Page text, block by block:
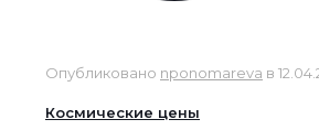
Опубликовано nponomareva в
Космические цены